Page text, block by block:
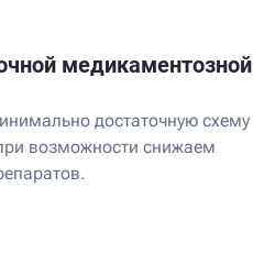
медикаментозной
достаточную схему
возможности снижаем